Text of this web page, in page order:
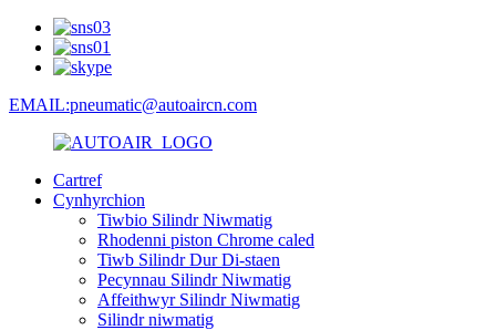
EMAIL:pneumatic@autoaircn.com
Cartref
Cynhyrchion
Tiwbio Silindr Niwmatig
Rhodenni piston Chrome caled
Tiwb Silindr Dur Di-staen
Pecynnau Silindr Niwmatig
Affeithwyr Silindr Niwmatig
Silindr niwmatig